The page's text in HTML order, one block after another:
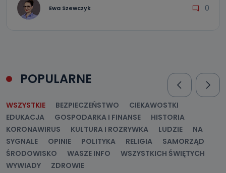
Ewa Szewczyk 0
POPULARNE
WSZYSTKIE BEZPIECZEŃSTWO
CIEKAWOSTKI
EDUKACJA
GOSPODARKA I FINANSE
HISTORIA
KORONAWIRUS
KULTURA I ROZRYWKA LUDZIE
NA
SYGNALE
OPINIE POLITYKA RELIGIA
SAMORZĄD
ŚRODOWISKO
WASZE INFO
WSZYSTKICH ŚWIĘTYCH
WYWIADY
ZDROWIE